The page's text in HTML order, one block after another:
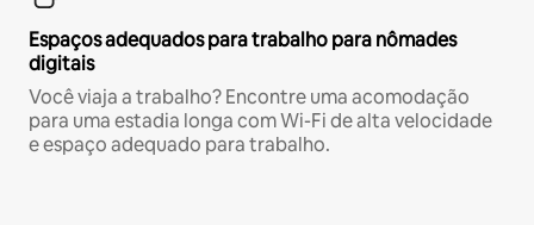
Espaços adequados para trabalho para nômades
digitais
Você viaja a trabalho? Encontre uma acomodação
para uma estadia longa com Wi-Fi de alta velocidade
e espaço adequado para trabalho.